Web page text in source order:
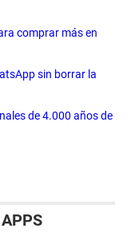
comprar más en
sin borrar la
de 4.000 años de